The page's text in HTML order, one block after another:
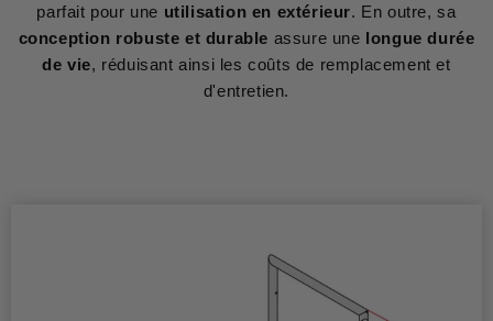
parfait pour une utilisation en extérieur. En outre, sa
conception robuste et durable assure une longue durée
de vie, réduisant ainsi les coûts de remplacement et
d'entretien.